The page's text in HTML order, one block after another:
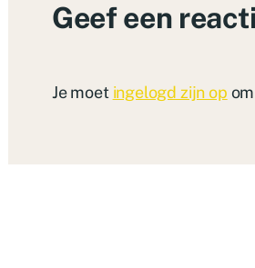
Geef een
Je moet ingelogd zijn op